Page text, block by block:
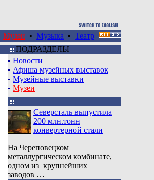
Музеи • Музыка • Театр
ПОДРАЗДЕЛЫ
Новости
Афиша музейных выставок
Музейные выставки
Музеи
Северсталь выпустила
200 млн.тонн
конвертерной стали
На Череповецком
металлургическом комбинате,
одном из крупнейших
заводов …